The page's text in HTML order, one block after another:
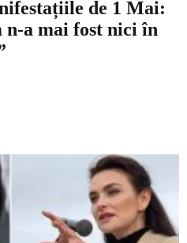
de 1 Mai:
n-a mai fost nici în